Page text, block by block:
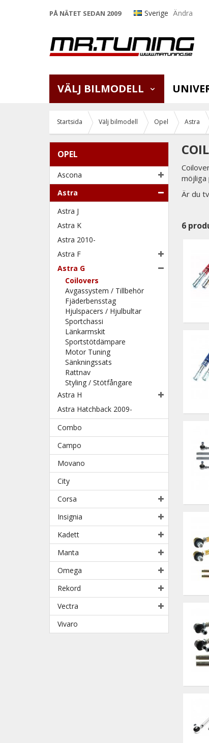
PÅ NÄTET SEDAN 2009 Sverige Ändra
VÄLJ BILMODELL
Startsida Välj bilmodell Opel Astra
OPEL
Ascona
Astra
Astra J
Astra K
Astra 2010-
Astra F
Astra G
Coilovers
Avgassystem / Tillbehör
Fjäderbensstag
Hjulspacers / Hjulbultar
Sportchassi
Länkarmskit
Sportstötdämpare
Motor Tuning
Sänkningssats
Rattnav
Styling / Stötfångare
Astra H
Astra Hatchback 2009-
Combo
Campo
Movano
City
Corsa
Insignia
Kadett
Manta
Omega
Rekord
Vectra
Vivaro
möjliga
Är du
6